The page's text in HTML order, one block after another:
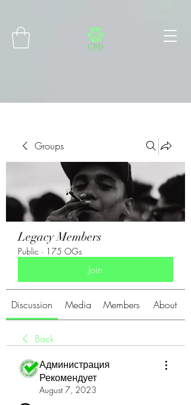
Groups
Legacy Members
Public · 175 OGs
Join
Discussion Media Members About
Back
Администрация
Рекомендует
August 7, 2023